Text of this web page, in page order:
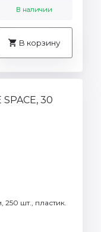
В наличии
В корзину
шт., пластик.